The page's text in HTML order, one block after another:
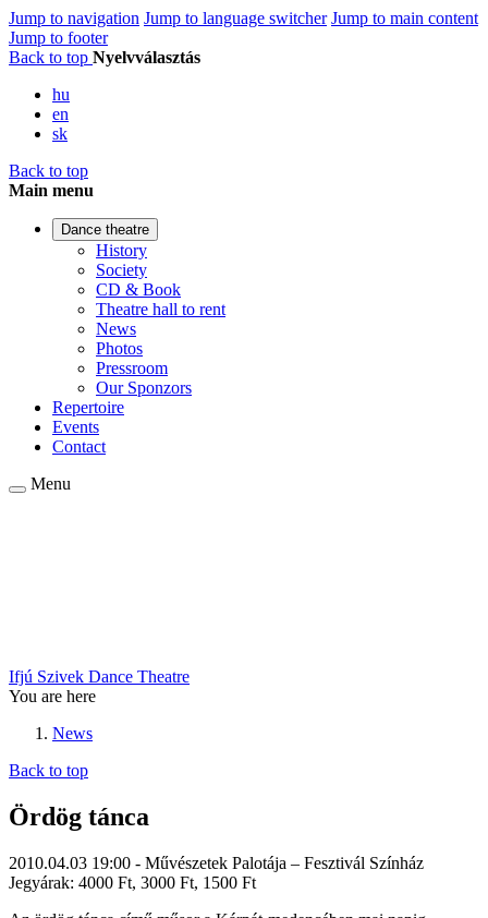
Jump to navigation Jump to language switcher Jump to main content
Jump to footer
Back to top Nyelvválasztás
hu
en
sk
Back to top
Main menu
Dance theatre
History
Society
CD & Book
Theatre hall to rent
News
Photos
Pressroom
Our Sponzors
Repertoire
Events
Contact
Menu
Ifjú Szivek Dance Theatre
You are here
News
Back to top
Ördög tánca
2010.04.03 19:00 - Művészetek Palotája – Fesztivál Színház
Jegyárak: 4000 Ft, 3000 Ft, 1500 Ft